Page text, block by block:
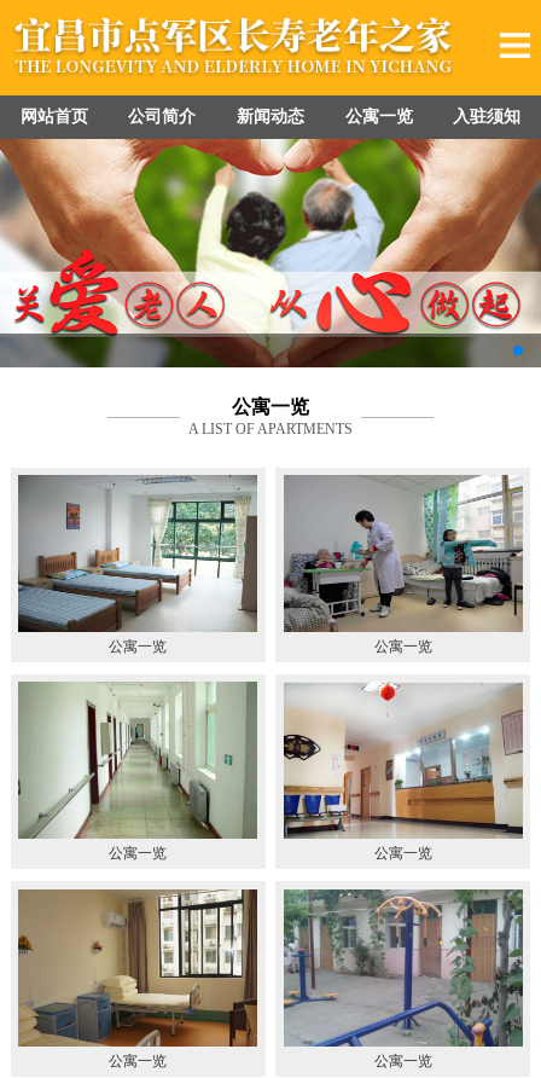
网站首页 公司简介 新闻动态 公寓一览 入驻须知
公寓一览
A LIST OF APARTMENTS
公寓一览 公寓一览
公寓一览 公寓一览
公寓一览 公寓一览